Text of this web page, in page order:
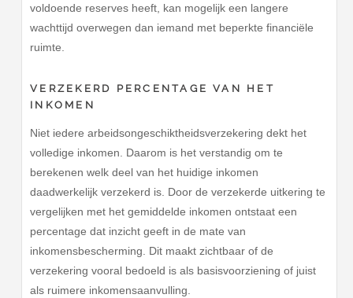
voldoende reserves heeft, kan mogelijk een langere
wachttijd overwegen dan iemand met beperkte financiële
ruimte.
VERZEKERD PERCENTAGE VAN HET
INKOMEN
Niet iedere arbeidsongeschiktheidsverzekering dekt het
volledige inkomen. Daarom is het verstandig om te
berekenen welk deel van het huidige inkomen
daadwerkelijk verzekerd is. Door de verzekerde uitkering te
vergelijken met het gemiddelde inkomen ontstaat een
percentage dat inzicht geeft in de mate van
inkomensbescherming. Dit maakt zichtbaar of de
verzekering vooral bedoeld is als basisvoorziening of juist
als ruimere inkomensaanvulling.